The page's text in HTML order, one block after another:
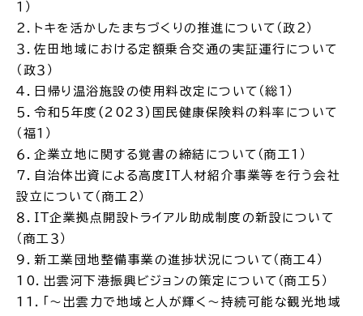
妊娠・出産
入園・入学 結婚・離婚
１）
２．トキを活かしたまちづくりの推進について（政２）
３．佐田地域における定額乗合交通の実証運行について
（政３）
４．日帰り温浴施設の使用料改定について（総１）
５．令和５年度(2023)国民健康保険料の料率について
（福１）
６．企業立地に関する覚書の締結について（商工１）
７．自治体出資による高度ＩＴ人材紹介事業等を行う会社
設立について（商工２）
８．ＩＴ企業拠点開設トライアル助成制度の新設について
（商工３）
９．新工業団地整備事業の進捗状況について（商工４）
10．出雲河下港振興ビジョンの策定について（商工５）
11．「～出雲力で地域と人が輝く～持続可能な観光地域